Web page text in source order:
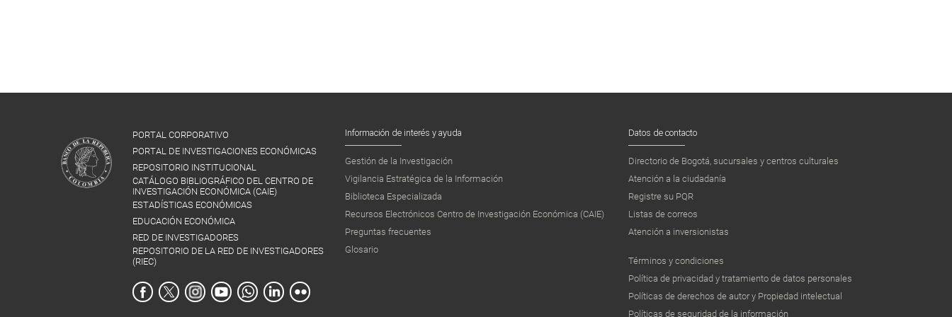
PORTAL CORPORATIVO
PORTAL DE INVESTIGACIONES ECONÓMICAS
REPOSITORIO INSTITUCIONAL
CATÁLOGO BIBLIOGRÁFICO DEL CENTRO DE
INVESTIGACIÓN ECONÓMICA (CAIE)
ESTADÍSTICAS ECONÓMICAS
EDUCACIÓN ECONÓMICA
RED DE INVESTIGADORES
REPOSITORIO DE LA RED DE INVESTIGADORES
(RIEC)
Información de interés y ayuda
Gestión de la Investigación
Vigilancia Estratégica de la Información
Biblioteca Especializada
Recursos Electrónicos Centro de Investigación Económica (CAIE)
Preguntas frecuentes
Glosario
Datos de contacto
Directorio de Bogotá, sucursales y centros culturales
Atención a la ciudadanía
Registre su PQR
Listas de correos
Atención a inversionistas
Términos y condiciones
Política de privacidad y tratamiento de datos personales
Políticas de derechos de autor y Propiedad intelectual
Políticas de seguridad de la información